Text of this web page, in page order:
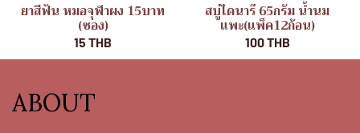
ยาสีฟัน หมอจุฬาผง 15บาท
(ซอง)
15 THB
สบู่ไดนารี 65กรัม น้ำนม
แพะ(แพ็ค12ก้อน)
100 THB
ABOUT